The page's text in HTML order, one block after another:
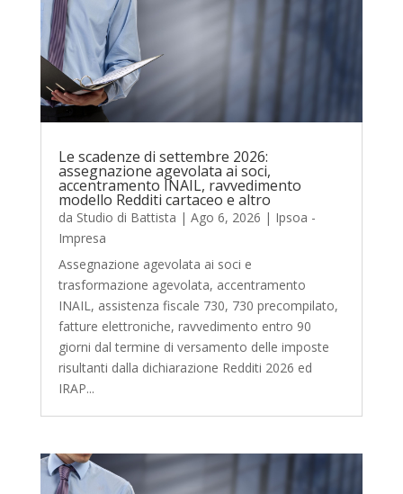
Le scadenze di settembre 2026:
assegnazione agevolata ai soci,
accentramento INAIL, ravvedimento
modello Redditi cartaceo e altro
da Studio di Battista | Ago 6, 2026 | Ipsoa -
Impresa
Assegnazione agevolata ai soci e
trasformazione agevolata, accentramento
INAIL, assistenza fiscale 730, 730 precompilato,
fatture elettroniche, ravvedimento entro 90
giorni dal termine di versamento delle imposte
risultanti dalla dichiarazione Redditi 2026 ed
IRAP...